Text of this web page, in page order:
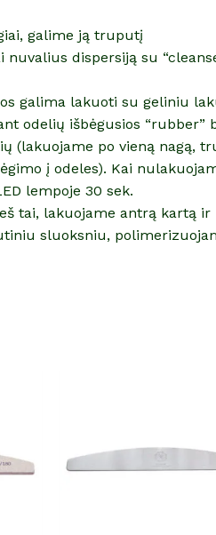
galime ją truputį
dispersiją su
galima lakuoti su geliniu
odelių išbėgusios “rubber”
(lakuojame po vieną nagą,
į odeles). Kai
lempoje 30 sek.
tai, lakuojame antrą kartą
sluoksniu,